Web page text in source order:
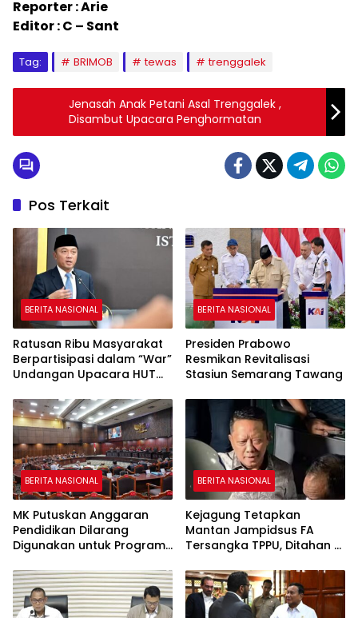
Reporter : Arie
Editor : C – Sant
Tag: BRIMOB tewas trenggalek
Jenasah Anak Petani Asal Trenggalek ,
Disambut Upacara Penghormatan
Pos Terkait
BERITA NASIONAL
Ratusan Ribu Masyarakat
Berpartisipasi dalam “War”
Undangan Upacara HUT
BERITA NASIONAL
Presiden Prabowo
Resmikan Revitalisasi
Stasiun Semarang Tawang
BERITA NASIONAL
MK Putuskan Anggaran
Pendidikan Dilarang
Digunakan untuk Program
BERITA NASIONAL
Kejagung Tetapkan
Mantan Jampidsus FA
Tersangka TPPU, Ditahan di